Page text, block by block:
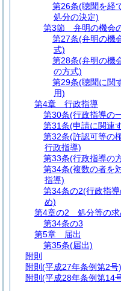
第26条(聴聞を経
処分の決定)
第3節
弁明の機会
第27条(弁明の機
式)
第28条(弁明の機
の方式)
第29条(聴聞に関
用)
第4章
行政指導
第30条(行政指導の
第31条(申請に関連
第32条(許認可等の
行政指導)
第33条(行政指導の
第34条(複数の者を
指導)
第34条の2(行政指
め)
第4章の2
処分等の求
第34条の3
第5章
届出
第35条(届出)
附則
附則 (平成27年条例第2号)
附則 (平成28年条例第14